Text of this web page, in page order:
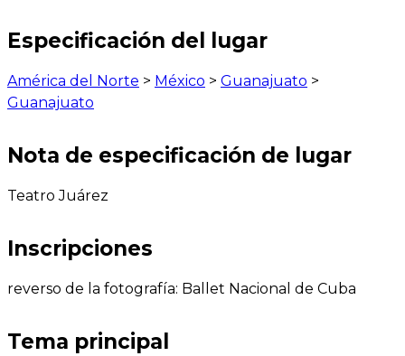
Especificación del lugar
América del Norte > México > Guanajuato >
Guanajuato
Nota de especificación de lugar
Teatro Juárez
Inscripciones
reverso de la fotografía: Ballet Nacional de Cuba
Tema principal